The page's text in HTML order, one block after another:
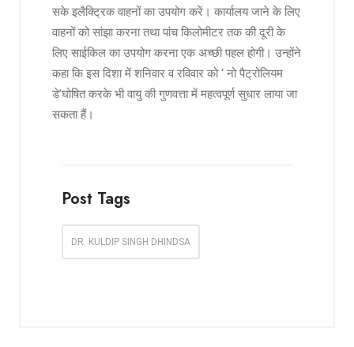
सके इलैक्ट्रिक वाहनों का उपयोग करें। कार्यालय जाने के लिए
वाहनों को सांझा करना तथा पांच किलोमीटर तक की दूरी के
लिए साईकिल का उपयोग करना एक अच्छी पहल होगी। उन्होंने
कहा कि इस दिशा में शनिवार व रविवार को ‘ नो पैट्रोलियम
डे’घोषित करके भी वायु की गुणवत्ता में महत्वपूर्ण सुधार लाया जा
सकता हैं।
Post Tags
DR. KULDIP SINGH DHINDSA